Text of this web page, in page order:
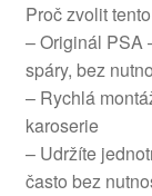
Proč zvolit
– Originál PSA
spáry, bez
– Rychlá
karoserie
– Udržíte
často bez